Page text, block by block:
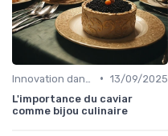
• 13/09/2025
L'importance du caviar
comme bijou culinaire